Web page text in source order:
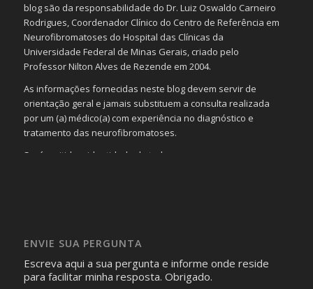
blog são da responsabilidade do Dr. Luiz Oswaldo Carneiro
Rodrigues, Coordenador Clínico do Centro de Referência em
Neurofibromatoses do Hospital das Clínicas da
Universidade Federal de Minas Gerais, criado pelo
Professor Nilton Alves de Rezende em 2004.
As informações fornecidas neste blog devem servir de
orientação geral e jamais substituem a consulta realizada
por um (a) médico(a) com experiência no diagnóstico e
tratamento das neurofibromatoses.
Será omitida a identidade de todas as pessoas que
identificação da pessoa fotografada.
ENVIE SUA PERGUNTA
Escreva aqui a sua pergunta e informe onde reside
para facilitar minha resposta. Obrigado.